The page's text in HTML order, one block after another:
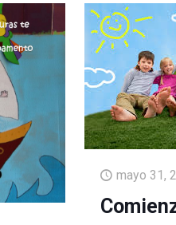
mayo 31,